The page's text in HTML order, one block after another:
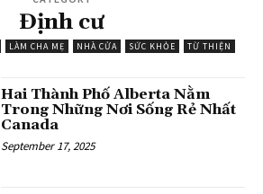
Định cư
LÀM CHA MẸ NHÀ CỬA SỨC KHỎE TỪ THIỆN
Hai Thành Phố Alberta Nằm
Trong Những Nơi Sống Rẻ Nhất
Canada
September 17, 2025